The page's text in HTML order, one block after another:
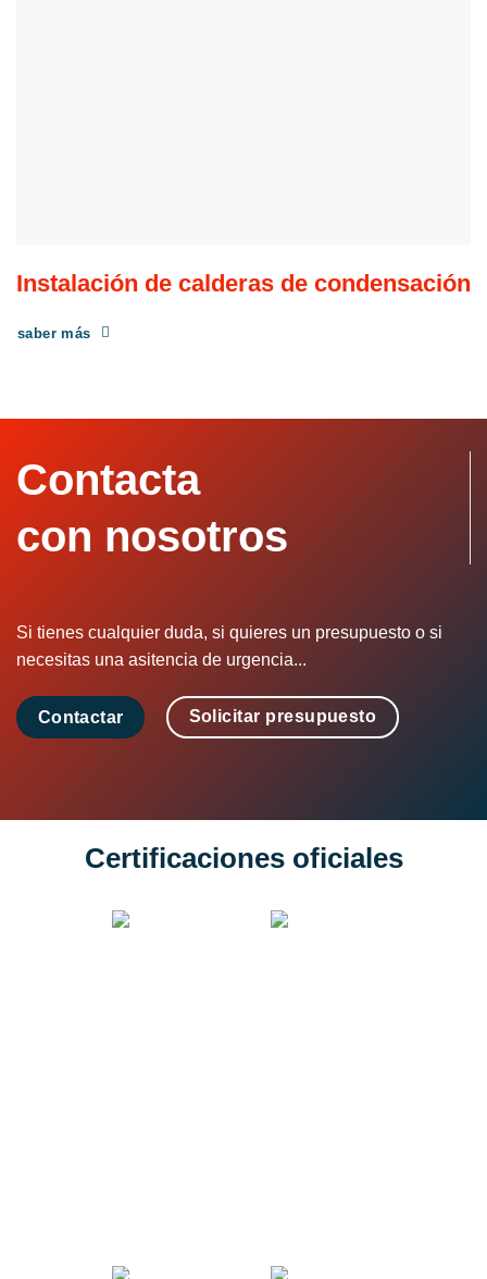
Instalación de calderas de condensación
saber más
Contacta
con nosotros
Si tienes cualquier duda, si quieres un presupuesto o si
necesitas una asitencia de urgencia...
Contactar Solicitar presupuesto
Certificaciones oficiales